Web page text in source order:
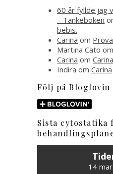
60 år fyllde jag
– Tankeboken
bebis.
Carina om
Martina Cato om
Carina om Carina
Indira om Carina
Följ på Bloglovin
Sista cytostatika
14